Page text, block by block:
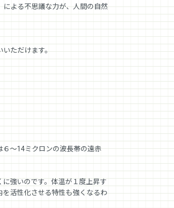
よる不思議な力が、人間の自然
いただけます。
～14ミクロンの波長帯の遠赤
強いのです。体温が１度上昇す
活性化させる特性も強くなるわ